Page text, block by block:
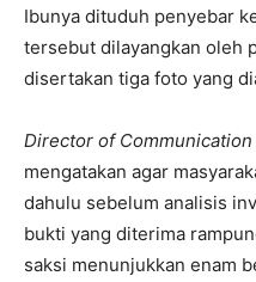
Ibunya dituduh penyebar
tersebut dilayangkan oleh
disertakan tiga foto yang
Director of Communication
mengatakan agar
dahulu sebelum analisis
bukti yang diterima
saksi menunjukkan enam